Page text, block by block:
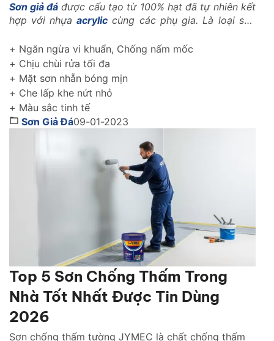
Sơn giả đá được cấu tạo từ 100% hạt đã tự nhiên kết
hợp với nhựa acrylic cùng các phụ gia. Là loại sơn
như: Là loại vật liệu nhẹ, có khả năng kháng nhiệt,
kháng kiềm, chống rêu mốc, chống muối mặn..
+ Ngăn ngừa vi khuẩn, Chống nấm mốc
+ Chịu chùi rửa tối đa
+ Mặt sơn nhẵn bóng mịn
+ Che lấp khe nứt nhỏ
+ Màu sắc tinh tế
Sơn Giả Đá09-01-2023
Top 5 Sơn Chống Thấm Trong
Nhà Tốt Nhất Được Tin Dùng
2026
Sơn chống thấm tường JYMEC là chất chống thấm